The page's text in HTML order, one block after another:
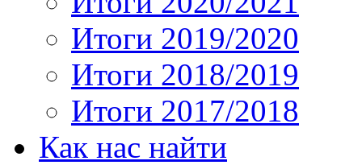
Итоги 2019/2020
Итоги 2018/2019
Итоги 2017/2018
Как нас найти